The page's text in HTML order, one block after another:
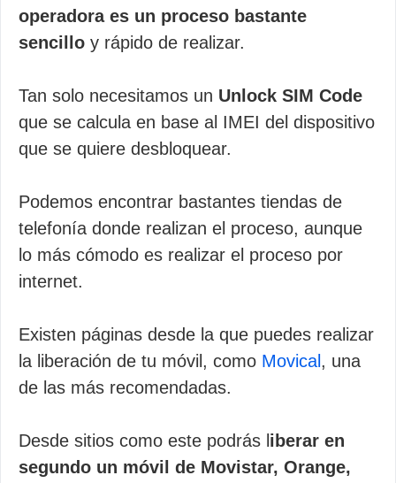
operadora es un proceso bastante
sencillo y rápido de realizar.
Tan solo necesitamos un Unlock SIM Code
que se calcula en base al IMEI del dispositivo
que se quiere desbloquear.
Podemos encontrar bastantes tiendas de
telefonía donde realizan el proceso, aunque
lo más cómodo es realizar el proceso por
internet.
Existen páginas desde la que puedes realizar
la liberación de tu móvil, como Movical , una
de las más recomendadas.
Desde sitios como este podrás l iberar en
segundo un móvil de Movistar, Orange,